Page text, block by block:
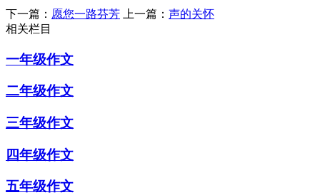
下一篇： 愿您一路芬芳 上一篇： 声的关怀
相关栏目
一年级作文
二年级作文
三年级作文
四年级作文
五年级作文